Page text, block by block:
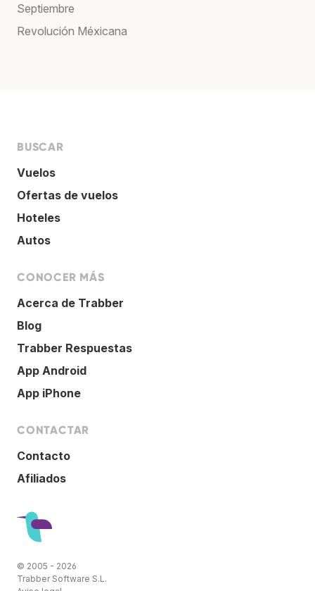
Septiembre
Revolución Méxicana
BUSCAR
Vuelos
Ofertas de vuelos
Hoteles
Autos
CONOCER MÁS
Acerca de Trabber
Blog
Trabber Respuestas
App Android
App iPhone
CONTACTAR
Contacto
Afiliados
© 2005 - 2026
Trabber Software S.L.